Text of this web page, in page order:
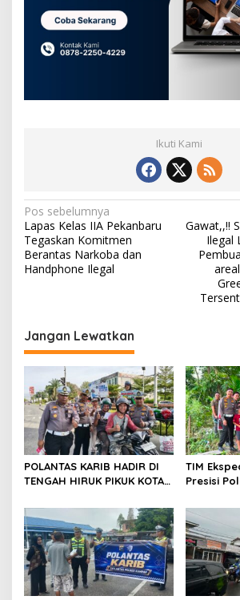
Ikuti Kami
N
a
v
i
a
s
i
p
o
s
Pos sebelumnya
Lapas Kelas IIA Pekanbaru
Tegaskan Komitmen
Berantas Narkoba dan
Handphone Ilegal
Gawat,,!!
Ilegal
Jangan Lewatkan
POLANTAS KARIB HADIR DI
TENGAH HIRUK PIKUK KOTA
POLDA RIAU KOBARKAN
SEMANGAT KESELAMATAN,
NASIONALISME DAN GREEN
POLICING JELANG HUT KE-81
RI
TIM
Presisi
Putih
Nyata